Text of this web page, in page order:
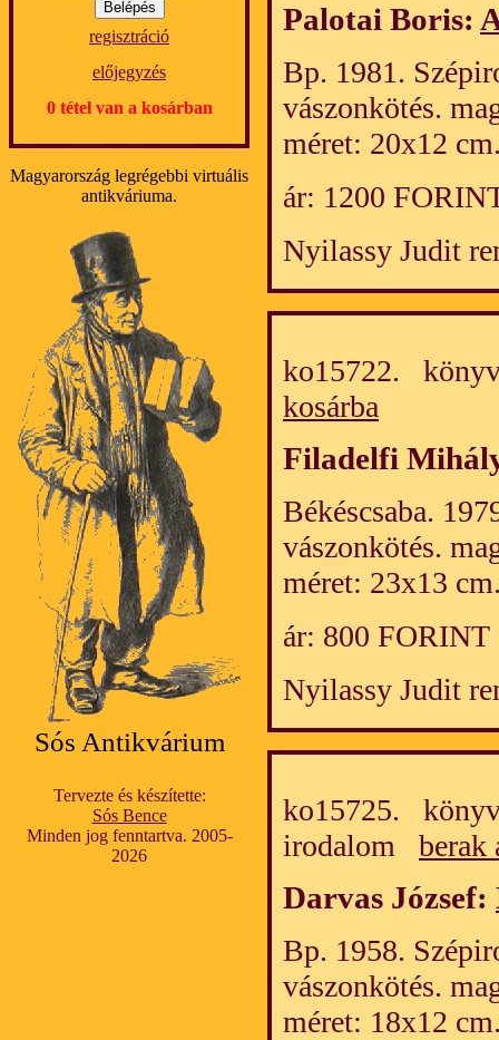
regisztráció
előjegyzés
0 tétel van a kosárban
Magyarország legrégebbi virtuális
antikváriuma.
Sós Antikvárium
Tervezte és készítette:
Sós Bence
Minden jog fenntartva. 2005-
2026
Palotai Boris:
Bp. 1981.
vászonkötés.
méret: 20x12
ár: 1200
Nyilassy Judit
ko15722.
kosárba
Filadelfi
Békéscsaba.
vászonkötés.
méret: 23x13
ár: 800 FORINT
Nyilassy Judit
ko15725.
irodalom berak
Darvas József:
Bp. 1958.
vászonkötés.
méret: 18x12